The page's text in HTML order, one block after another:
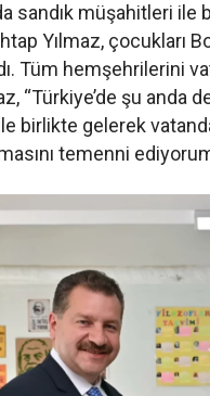
sandık müşahitleri
Yılmaz, çocukları
Tüm hemşehrilerini
“Türkiye’de şu anda
birlikte gelerek
temenni